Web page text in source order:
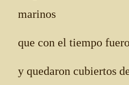
marinos
que con el tiempo
y quedaron cubiertos